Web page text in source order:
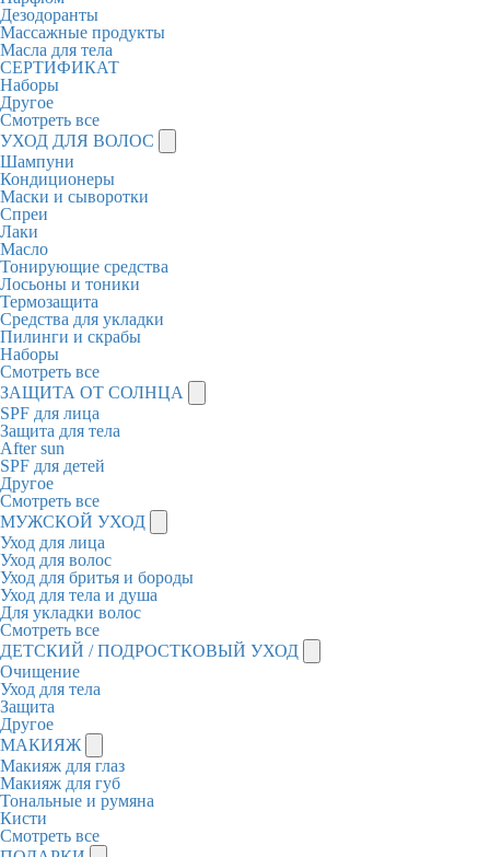
Дезодоранты
Массажные продукты
Масла для тела
СЕРТИФИКАТ
Наборы
Другое
Смотреть все
УХОД ДЛЯ ВОЛОС
Шампуни
Кондиционеры
Маски и сыворотки
Спреи
Лаки
Масло
Тонирующие средства
Лосьоны и тоники
Термозащита
Средства для укладки
Пилинги и скрабы
Наборы
Смотреть все
ЗАЩИТА ОТ СОЛНЦА
SPF для лица
Защита для тела
After sun
SPF для детей
Другое
Смотреть все
МУЖСКОЙ УХОД
Уход для лица
Уход для волос
Уход для бритья и бороды
Уход для тела и душа
Для укладки волос
Смотреть все
ДЕТСКИЙ / ПОДРОСТКОВЫЙ УХОД
Очищение
Уход для тела
Защита
Другое
МАКИЯЖ
Макияж для глаз
Макияж для губ
Тональные и румяна
Кисти
Смотреть все